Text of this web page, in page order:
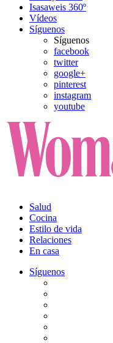
Isasaweis 360º
Vídeos
Síguenos
Síguenos
facebook
twitter
google+
pinterest
instagram
youtube
Salud
Cocina
Estilo de vida
Relaciones
En casa
Síguenos